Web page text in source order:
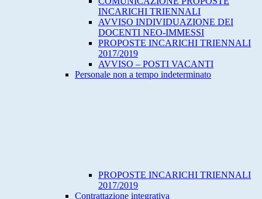
INCARICHI TRIENNALI
AVVISO INDIVIDUAZIONE DEI
DOCENTI NEO-IMMESSI
PROPOSTE INCARICHI TRIENNALI
2017/2019
AVVISO – POSTI VACANTI
Personale non a tempo indeterminato
PROPOSTE INCARICHI TRIENNALI
2017/2019
Contrattazione integrativa